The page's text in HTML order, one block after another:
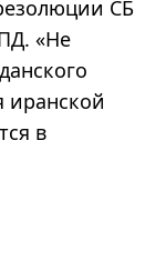
СБ
«Не
иранской
в